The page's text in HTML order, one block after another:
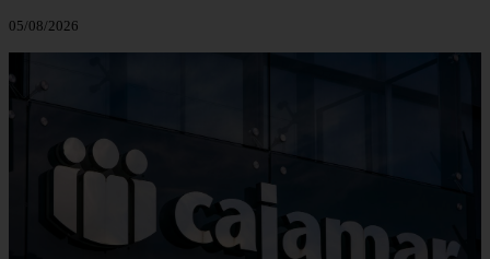
05/08/2026